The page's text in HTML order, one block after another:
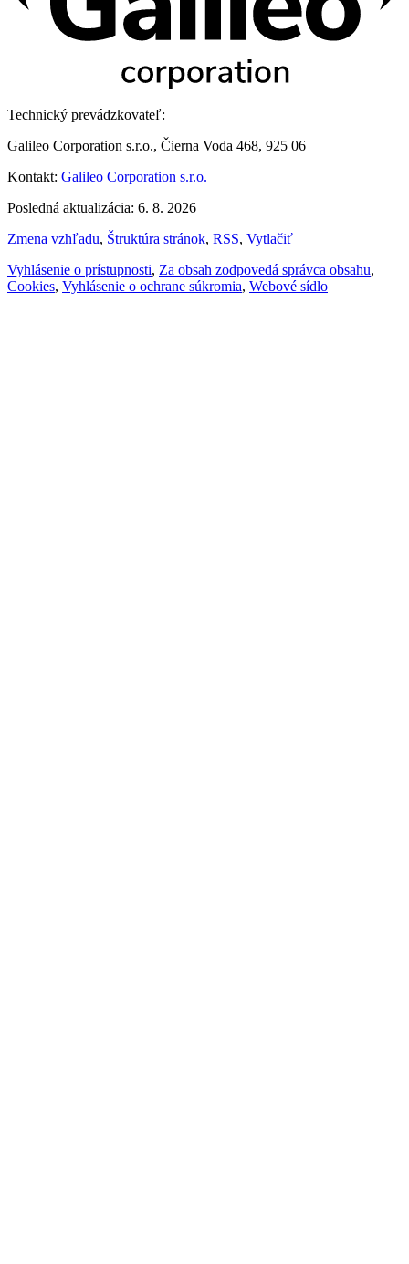
Technický prevádzkovateľ:
Galileo Corporation s.r.o., Čierna Voda 468, 925 06
Kontakt: Galileo Corporation s.r.o.
Posledná aktualizácia: 6. 8. 2026
Zmena vzhľadu, Štruktúra stránok, RSS, Vytlačiť
Vyhlásenie o prístupnosti, Za obsah zodpovedá správca obsahu,
Cookies, Vyhlásenie o ochrane súkromia, Webové sídlo